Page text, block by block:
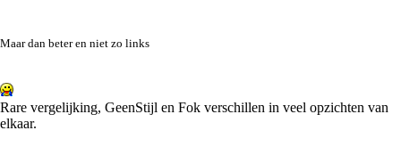
Maar dan beter en niet zo links
Rare vergelijking, GeenStijl en Fok verschillen in veel opzichten van
elkaar.